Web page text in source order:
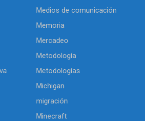
Medios de comunicación
Memoria
Mercadeo
Metodología
Metodologías
Michigan
migración
Minecraft